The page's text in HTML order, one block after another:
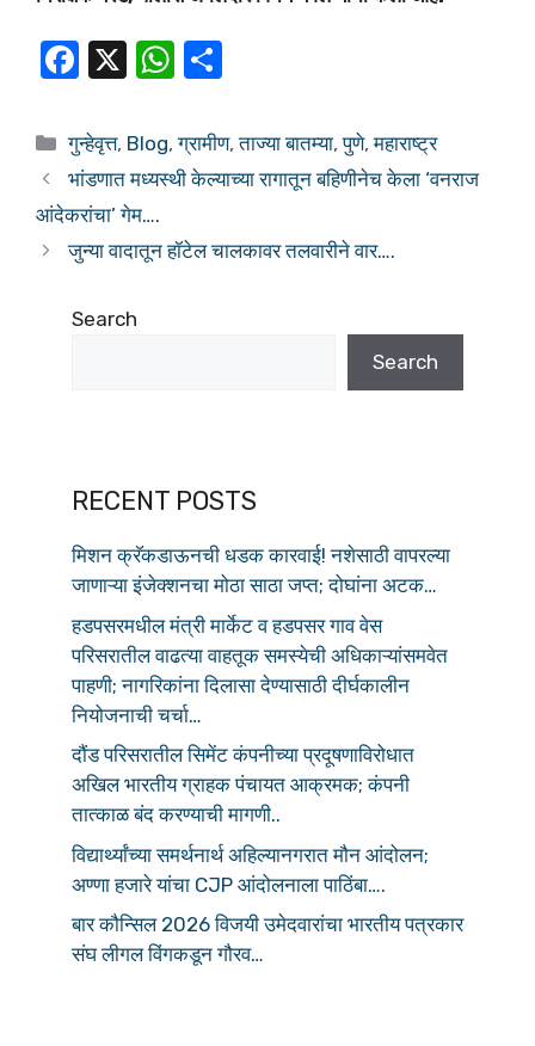
F
c
e
b
o
k
X
W
at
s
p
ar
e
गुन्हेवृत्त, Blog,ग्रामीण,ताज्या बातम्या,पुणे,महाराष्ट्र
भांडणात मध्यस्थी केल्याच्या रागातून बहिणीनेच केला ‘वनराज
आंदेकरांचा’ गेम….
जुन्या वादातून हॉटेल चालकावर तलवारीने वार….
Search
Search
RECENT POSTS
मिशन क्रॅकडाऊनची धडक कारवाई! नशेसाठी वापरल्या
जाणाऱ्या इंजेक्शनचा मोठा साठा जप्त; दोघांना अटक…
हडपसरमधील मंत्री मार्केट व हडपसर गाव वेस
परिसरातील वाढत्या वाहतूक समस्येची अधिकाऱ्यांसमवेत
पाहणी; नागरिकांना दिलासा देण्यासाठी दीर्घकालीन
नियोजनाची चर्चा…
दौंड परिसरातील सिमेंट कंपनीच्या प्रदूषणाविरोधात
अखिल भारतीय ग्राहक पंचायत आक्रमक; कंपनी
तात्काळ बंद करण्याची मागणी..
विद्यार्थ्यांच्या समर्थनार्थ अहिल्यानगरात मौन आंदोलन;
अण्णा हजारे यांचा CJP आंदोलनाला पाठिंबा….
बार कौन्सिल 2026 विजयी उमेदवारांचा भारतीय पत्रकार
संघ लीगल विंगकडून गौरव…